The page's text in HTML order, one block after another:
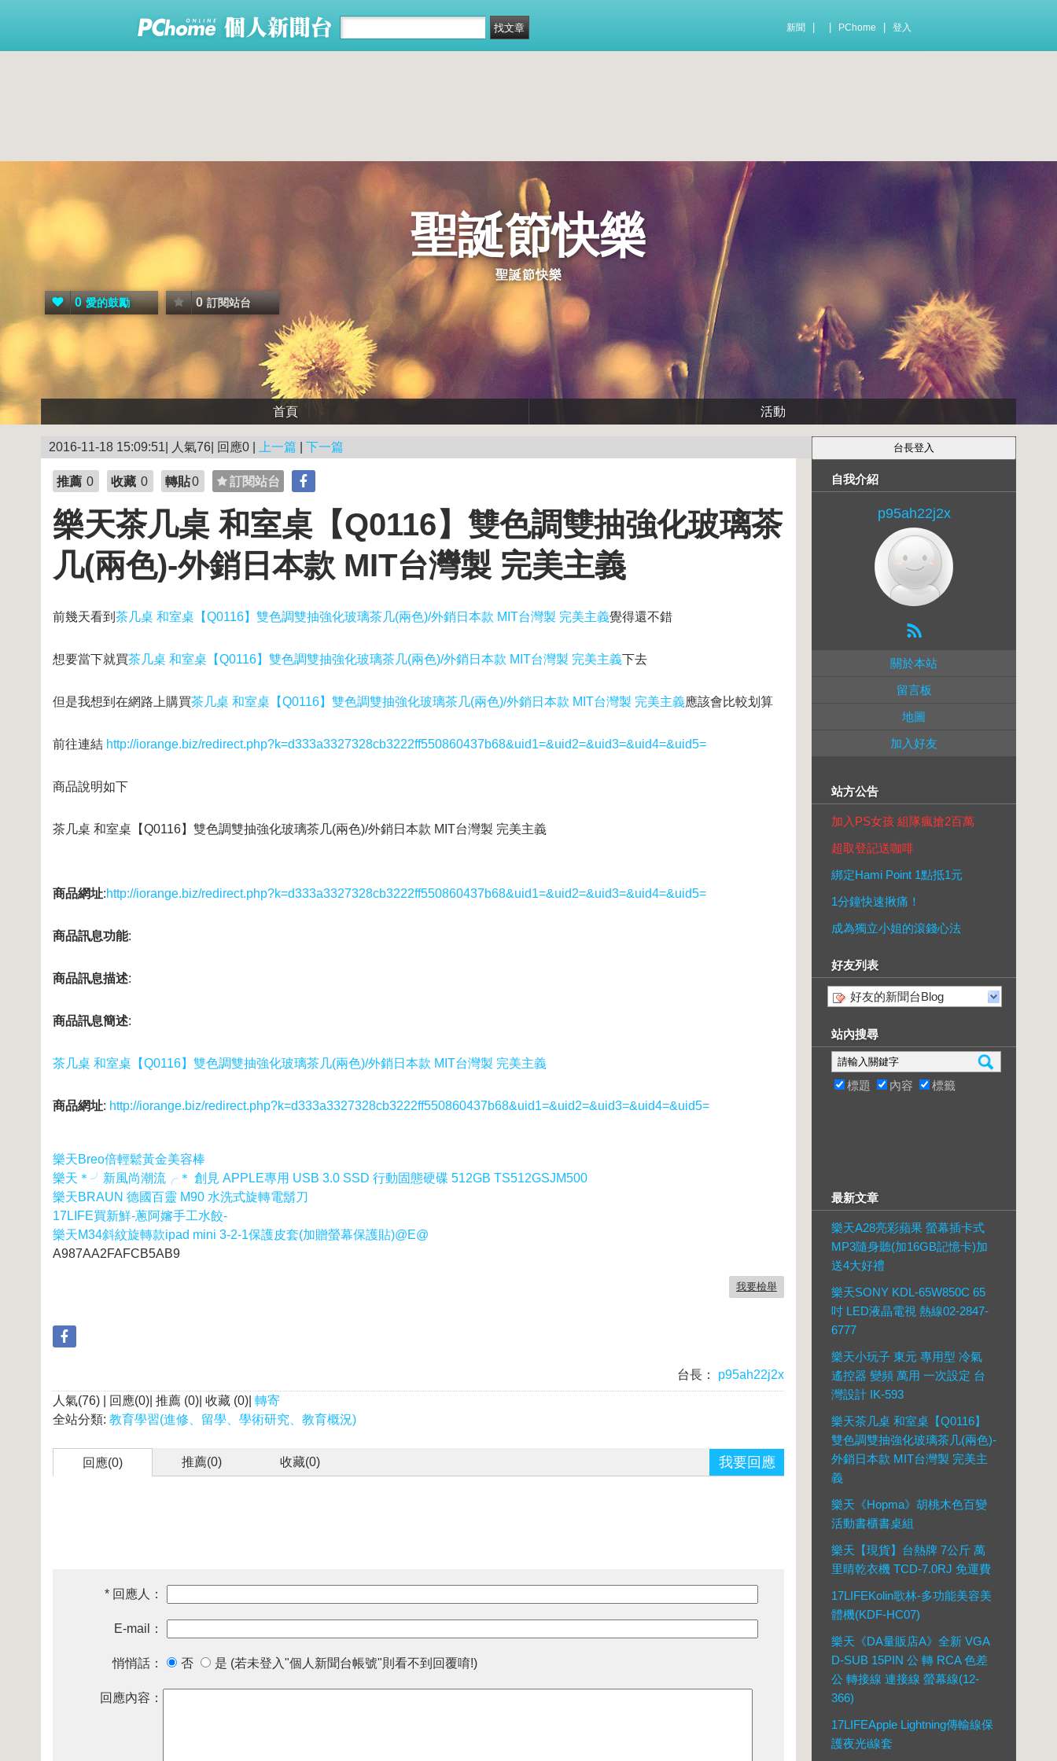
新聞 PChome 登入
聖誕節快樂
聖誕節快樂
0 愛的鼓勵 0 訂閱站台
首頁 活動
2016-11-18 15:09:51| 人氣76| 回應0 | 上一篇 下一篇
推薦 0 收藏 0 轉貼0 訂閱站台
樂天茶几桌 和室桌【Q0116】雙色調雙抽強化玻璃茶
几(兩色)-外銷日本款 MIT台灣製 完美主義
前幾天看到 茶几桌 和室桌【Q0116】雙色調雙抽強化玻璃茶几(兩色)/外銷日本款 MIT台灣製 完美主義覺得還不錯
想要當下就買茶几桌 和室桌【Q0116】雙色調雙抽強化玻璃茶几(兩色)/外銷日本款 MIT台灣製 完美主義下去
但是我想到在網路上購買茶几桌 和室桌【Q0116】雙色調雙抽強化玻璃茶几(兩色)/外銷日本款 MIT台灣製 完美主義應該會比較划算
前往連結 http://iorange.biz/redirect.php?k=d333a3327328cb3222ff550860437b68&uid1=&uid2=&uid3=&uid4=&uid5=
商品說明如下
茶几桌 和室桌【Q0116】雙色調雙抽強化玻璃茶几(兩色)/外銷日本款 MIT台灣製 完美主義
商品網址:http://iorange.biz/redirect.php?k=d333a3327328cb3222ff550860437b68&uid1=&uid2=&uid3=&uid4=&uid5=
商品訊息功能:
商品訊息描述:
商品訊息簡述:
茶几桌 和室桌【Q0116】雙色調雙抽強化玻璃茶几(兩色)/外銷日本款 MIT台灣製 完美主義
商品網址: http://iorange.biz/redirect.php?k=d333a3327328cb3222ff550860437b68&uid1=&uid2=&uid3=&uid4=&uid5=
樂天Breo倍輕鬆黃金美容棒
樂天＊╯新風尚潮流╭＊ 創見 APPLE專用 USB 3.0 SSD 行動固態硬碟 512GB TS512GSJM500
樂天BRAUN 德國百靈 M90 水洗式旋轉電鬍刀
17LIFE買新鮮-蔥阿嬸手工水餃-
樂天M34斜紋旋轉款ipad mini 3-2-1保護皮套(加贈螢幕保護貼)@E@
A987AA2FAFCB5AB9
我要檢舉
台長：
p95ah22j2x
人氣(76) | 回應(0)| 推薦 (0)| 收藏 (0)| 轉寄
全站分類: 教育學習(進修、留學、學術研究、教育概況)
回應(0) 推薦(0) 收藏(0) 我要回應
* 回應人：
E-mail：
悄悄話： 否 是 (若未登入"個人新聞台帳號"則看不到回覆唷!)
回應內容：
自我介紹
p95ah22j2x
關於本站
留言板
地圖
加入好友
站方公告
加入PS女孩 組隊瘋搶2百萬
超取登記送咖啡
綁定Hami Point 1點抵1元
1分鐘快速揪痛！
成為獨立小姐的滾錢心法
好友列表
好友的新聞台Blog
站內搜尋
標題 內容 標籤
最新文章
樂天A28亮彩蘋果 螢幕插卡式
MP3隨身聽(加16GB記憶卡)加
送4大好禮
樂天SONY KDL-65W850C 65
吋 LED液晶電視 熱線02-2847-
6777
樂天小玩子 東元 專用型 冷氣
遙控器 變頻 萬用 一次設定 台
灣設計 IK-593
樂天茶几桌 和室桌【Q0116】
雙色調雙抽強化玻璃茶几(兩色)-
外銷日本款 MIT台灣製 完美主
義
樂天《Hopma》胡桃木色百變
活動書櫃書桌組
樂天【現貨】台熱牌 7公斤 萬
里晴乾衣機 TCD-7.0RJ 免運費
17LIFEKolin歌林-多功能美容美
體機(KDF-HC07)
樂天《DA量販店A》全新 VGA
D-SUB 15PIN 公 轉 RCA 色差
公 轉接線 連接線 螢幕線(12-
366)
17LIFEApple Lightning傳輸線保
護夜光i線套